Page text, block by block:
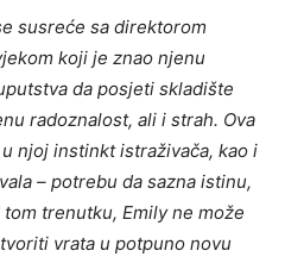
susreće sa direktorom
koji je znao njenu
da posjeti skladište
radoznalost, ali i strah. Ova
njoj instinkt istraživača, kao i
– potrebu da sazna istinu,
trenutku, Emily ne može
vrata u potpuno novu